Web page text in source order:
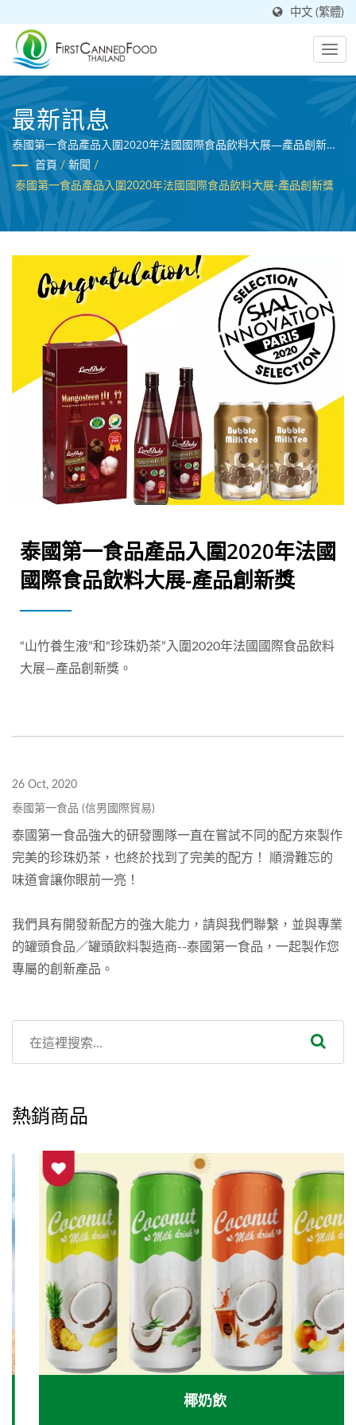
中文 (繁體)
最新訊息
泰國第一食品產品入圍2020年法國國際食品飲料大展—產品創新
獎。
首頁 / 新聞 /
泰國第一食品產品入圍2020年法國國際食品飲料大展-產品創新獎
泰國第一食品產品入圍2020年法國
國際食品飲料大展-產品創新獎
“山竹養生液”和“珍珠奶茶”入圍2020年法國國際食品飲料
大展—產品創新獎。
26 Oct, 2020
泰國第一食品 (信男國際貿易)
泰國第一食品強大的研發團隊一直在嘗試不同的配方來製作
完美的珍珠奶茶，也終於找到了完美的配方！ 順滑難忘的
味道會讓你眼前一亮！
我們具有開發新配方的強大能力，請與我們聯繫，並與專業
的罐頭食品／罐頭飲料製造商--泰國第一食品，一起製作您
專屬的創新產品。
熱銷商品
椰奶飲